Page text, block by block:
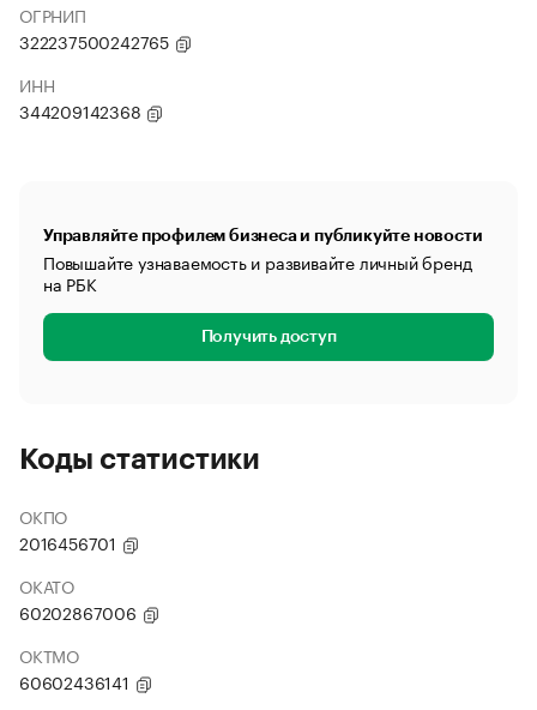
ОГРНИП
322237500242765
ИНН
344209142368
Управляйте профилем бизнеса и публикуйте новости
Повышайте узнаваемость и развивайте личный бренд
на РБК
Получить доступ
Коды статистики
ОКПО
2016456701
ОКАТО
60202867006
ОКТМО
60602436141